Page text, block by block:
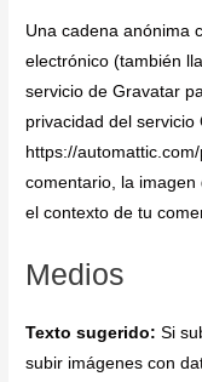
Una cadena anónima
electrónico (también
servicio de Gravatar
privacidad del
https://
comentario, la imagen
el contexto de tu
Medios
Texto sugerido:Si
subir imágenes con